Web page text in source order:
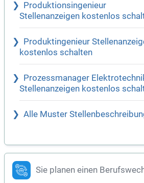
Produktionsingenieur
Stellenanzeigen kostenlos
Produktingenieur
kostenlos schalten
Prozessmanager
Stellenanzeigen kostenlos
Alle Muster
Sie planen einen